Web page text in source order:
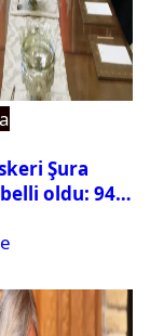
Şura
oldu: 94